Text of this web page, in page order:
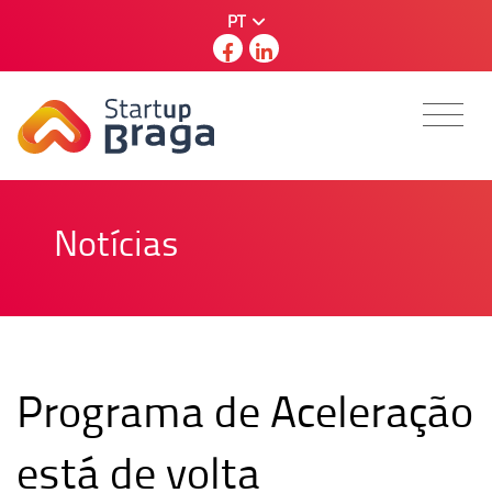
PT
Notícias
Programa de Aceleração
está de volta